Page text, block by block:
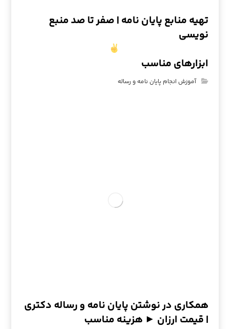
تهیه منابع پایان نامه | صفر تا صد منبع
نویسی
ابزارهای مناسب
آموزش انجام پایان نامه و رساله
همکاری در نوشتن پایان نامه و رساله دکتری
| قیمت ارزان ► هزینه مناسب